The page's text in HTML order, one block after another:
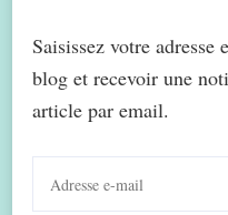
Saisissez votre
blog et recevoir une
article par email.